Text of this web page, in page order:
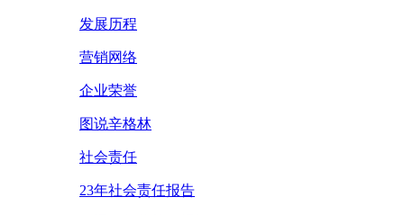
发展历程
营销网络
企业荣誉
图说辛格林
社会责任
23年社会责任报告